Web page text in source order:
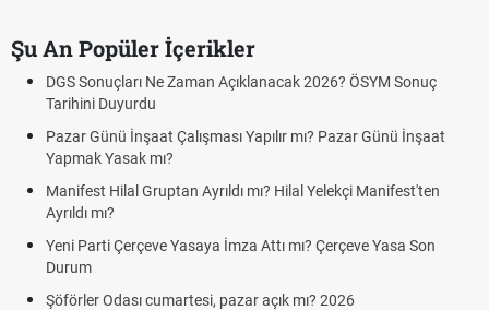
Şu An Popüler İçerikler
DGS Sonuçları Ne Zaman Açıklanacak 2026? ÖSYM Sonuç
Tarihini Duyurdu
Pazar Günü İnşaat Çalışması Yapılır mı? Pazar Günü İnşaat
Yapmak Yasak mı?
Manifest Hilal Gruptan Ayrıldı mı? Hilal Yelekçi Manifest'ten
Ayrıldı mı?
Yeni Parti Çerçeve Yasaya İmza Attı mı? Çerçeve Yasa Son
Durum
Şöförler Odası cumartesi, pazar açık mı? 2026